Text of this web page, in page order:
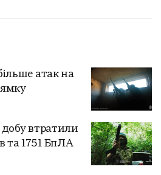
атак на
добу втратили
та 1751 БпЛА